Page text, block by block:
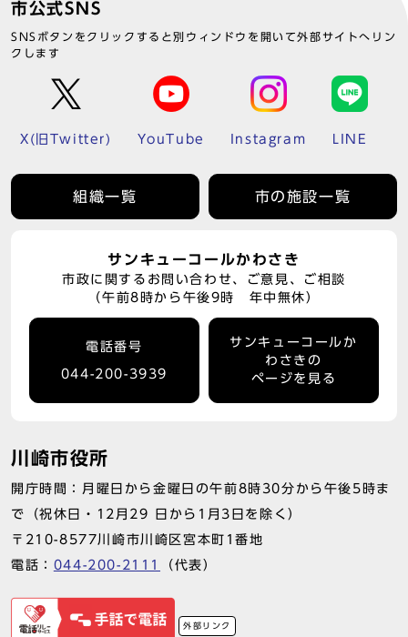
市公式SNS
SNSボタンをクリックすると別ウィンドウを開いて外部サイトへリン
クします
X(旧Twitter) YouTube Instagram LINE
組織一覧 市の施設一覧
サンキューコールかわさき
市政に関するお問い合わせ、ご意見、ご相談
（午前8時から午後9時 年中無休）
電話番号
044-200-3939
サンキューコールか
わさきの
ページを見る
川崎市役所
開庁時間：月曜日から金曜日の午前8時30分から午後5時ま
で（祝休日・12月29 日から1月3日を除く）
〒210-8577川崎市川崎区宮本町1番地
電話： 044-200-2111 （代表）
外部リンク